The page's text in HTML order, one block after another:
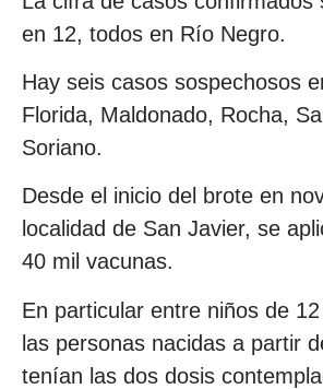
en 12, todos en Río Negro.
Hay seis casos sospechosos
Florida, Maldonado, Rocha,
Soriano.
Desde el inicio del brote en
localidad de San Javier, se
40 mil vacunas.
En particular entre niños de
las personas nacidas a partir
tenían las dos dosis